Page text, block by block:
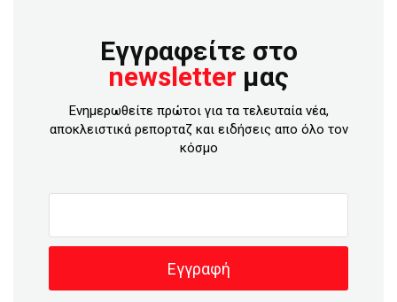
Εγγραφείτε στο
newsletter μας
Ενημερωθείτε πρώτοι για τα τελευταία νέα,
αποκλειστικά ρεπορταζ και ειδήσεις απο όλο τον
κόσμο